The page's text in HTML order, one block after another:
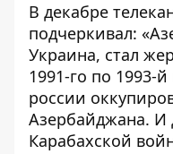
В декабре
подчеркивал:
Украина, стал
1991-го по
россии
Азербайджана. И
Карабахской